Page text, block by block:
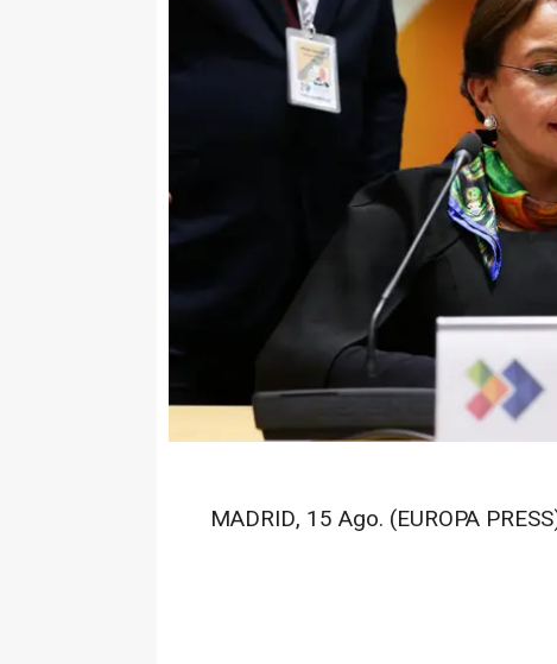
MADRID, 15 Ago. (EUROPA